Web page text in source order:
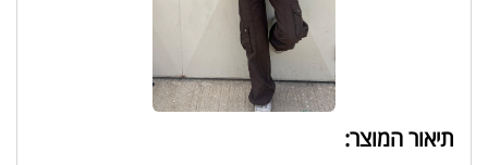
תיאור המוצר: